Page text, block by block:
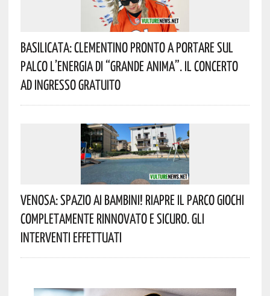
Basilicata: Clementino Pronto A Portare Sul
Palco L’energia Di “Grande Anima”. Il Concerto
Ad Ingresso Gratuito
Venosa: Spazio Ai Bambini! Riapre Il Parco Giochi
Completamente Rinnovato E Sicuro. Gli
Interventi Effettuati